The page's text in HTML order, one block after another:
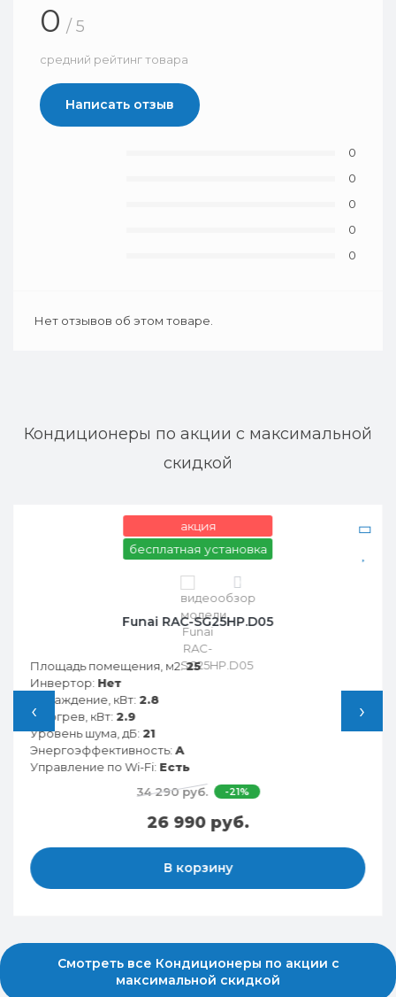
0 / 5
средний рейтинг товара
Написать отзыв
0
0
0
0
0
Нет отзывов об этом товаре.
Кондиционеры по акции с максимальной
скидкой
‹
акция
бесплатная установка
Funai RAC-SG25HP.D05
Площадь помещения, м2:25
Инвертор: Нет
Охлаждение, кВт:2.8
Обогрев, кВт:2.9
Уровень шума, дБ:21
Энергоэффективность:A
Управление по Wi-Fi: Есть
34 290 руб.
-21%
26 990 руб.
В корзину
›
Смотреть все Кондиционеры по акции с
максимальной скидкой